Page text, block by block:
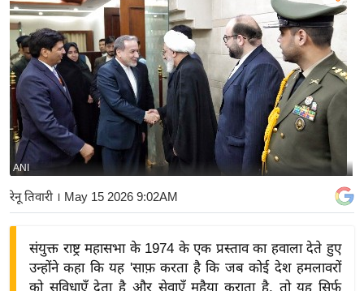
य
अं
त
र्रा
ष्ट्री
य
बि
ज़
ने
स
द्यो
ANI
रेनू तिवारी । May 15 2026 9:02AM
संयुक्त राष्ट्र महासभा के 1974 के एक प्रस्ताव का हवाला देते हुए
उन्होंने कहा कि यह 'साफ़ करता है कि जब कोई देश हमलावरों
को सुविधाएँ देता है और सेवाएँ मुहैया कराता है, तो यह सिर्फ़